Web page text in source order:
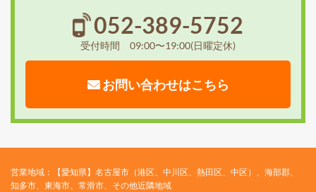
052-389-5752
受付時間 09:00〜19:00(日曜定休)
お問い合わせはこちら
営業地域：【愛知県】名古屋市（港区、中川区、熱田区、中区）、海部郡、
知多市、東海市、常滑市、その他近隣地域